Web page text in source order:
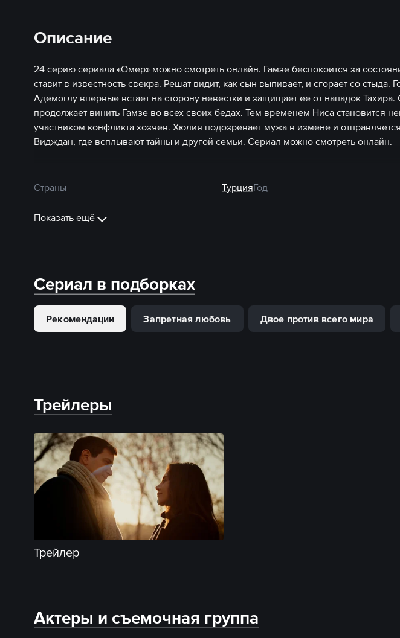
Описание
24 серию сериала «Омер» можно смотреть онлайн. Гамзе беспокоится за
ставит в известность свекра. Решат видит, как сын выпивает, и сгорает со стыда.
Адемоглу впервые встает на сторону невестки и защищает ее от нападок
продолжает винить Гамзе во всех своих бедах. Тем временем Ниса становится
участником конфликта хозяев. Хюлия подозревает мужа в измене и
Видждан, где всплывают тайны и другой семьи. Сериал можно смотреть онлайн.
Страны ТурцияГод
Показать ещё
Сериал в подборках
Рекомендации Запретная любовь Двое против всего мира
Трейлеры
Трейлер
Актеры и съемочная группа